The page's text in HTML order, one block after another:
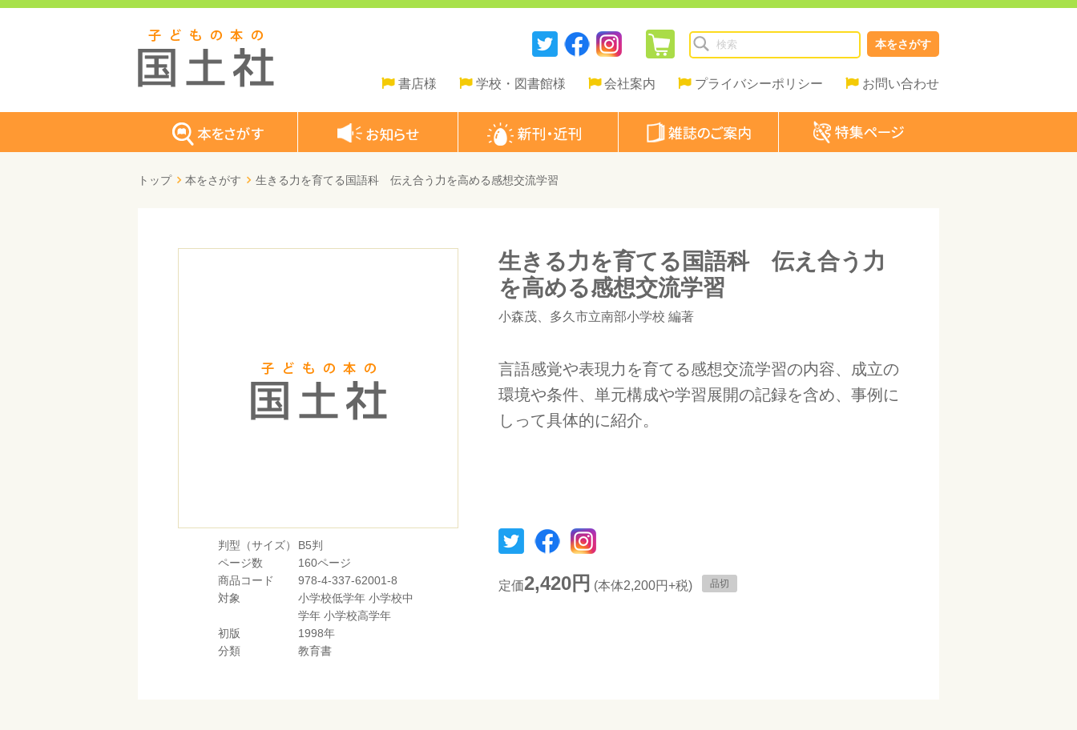
本をさがす
書店様 学校・図書館様 会社案内 プライバシーポリシー お問い合わせ
トップ 本をさがす 生きる力を育てる国語科 伝え合う力を高める感想交流学習
生きる力を育てる国語科 伝え合う力
を高める感想交流学習
小森茂 多久市立南部小学校 編著
言語感覚や表現力を育てる感想交流学習の内容、成立の
環境や条件、単元構成や学習展開の記録を含め、事例に
しって具体的に紹介。
判型（サイズ）
B5判
ページ数
160ページ
商品コード
978-4-337-62001-8
対象
小学校低学年 小学校中
学年 小学校高学年
初版
1998年
分類
教育書
定価2,420円 (本体2,200円+税) 品切